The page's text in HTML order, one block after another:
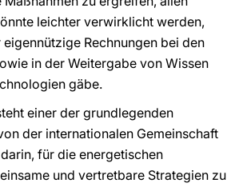
leichter verwirklicht werden,
Rechnungen bei den
in der Weitergabe von Wissen
gäbe.
einer der grundlegenden
der internationalen Gemeinschaft
für die energetischen
und vertretbare Strategien zu